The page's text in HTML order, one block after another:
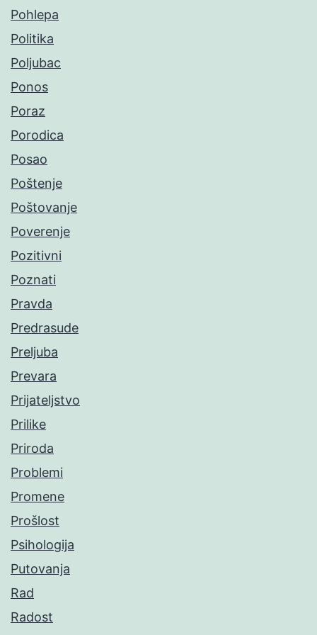
Pohlepa
Politika
Poljubac
Ponos
Poraz
Porodica
Posao
Poštenje
Poštovanje
Poverenje
Pozitivni
Poznati
Pravda
Predrasude
Preljuba
Prevara
Prijateljstvo
Prilike
Priroda
Problemi
Promene
Prošlost
Psihologija
Putovanja
Rad
Radost